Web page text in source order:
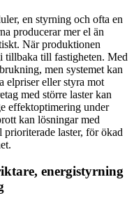
en styrning och ofta en
producerar mer el än
När produktionen
tillbaka till fastigheten. Med
men systemet kan
elpriser eller styra mot
med större laster kan
effektoptimering under
kan lösningar med
laster, för ökad
energistyrning